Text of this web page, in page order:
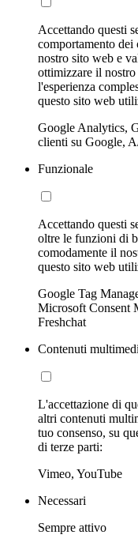
Accettando questi
comportamento
nostro sito web e
ottimizzare il
l'esperienza
questo sito web
Google Analytics,
clienti su Google,
Funzionale
Accettando questi
oltre le funzioni di
comodamente il
questo sito web
Google Tag
Microsoft Consent
Freshchat
Contenuti
L'accettazione di
altri contenuti
tuo consenso, su
di terze parti:
Vimeo, YouTube
Necessari
Sempre attivo